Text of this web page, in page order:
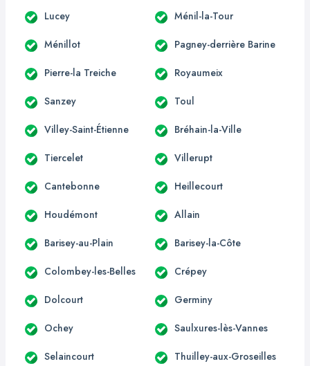
Lucey Ménil-la-Tour
Ménillot Pagney-derrière Barine
Pierre-la Treiche Royaumeix
Sanzey Toul
Villey-Saint-Étienne Bréhain-la-Ville
Tiercelet Villerupt
Cantebonne Heillecourt
Houdémont Allain
Barisey-au-Plain Barisey-la-Côte
Colombey-les-Belles Crépey
Dolcourt Germiny
Ochey Saulxures-lès-Vannes
Selaincourt Thuilley-aux-Groseilles